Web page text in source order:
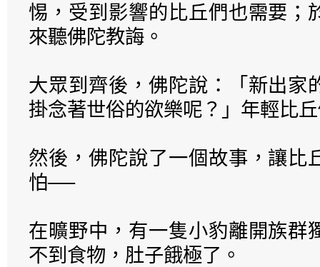
惕，受到影響的比丘們也需要；
來聽佛陀教誨。
大眾到齊後，佛陀說：「新出家
掛念著世俗的欲樂呢？」年輕比
然後，佛陀說了一個故事，讓比
怕──
在曠野中，有一隻小豹離開族群
不到食物，肚子餓極了。